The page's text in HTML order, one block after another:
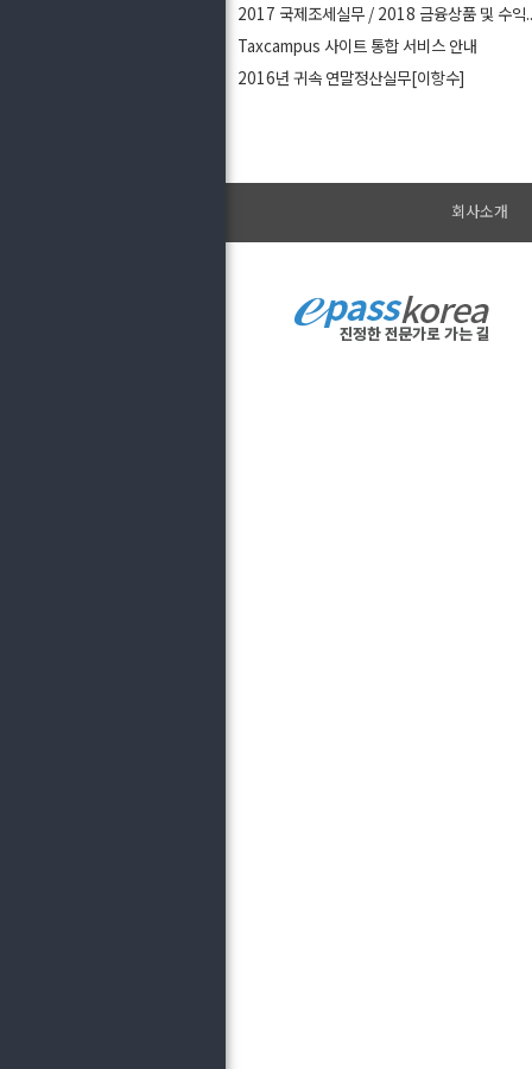
2017 국제조세실무 / 2018 금융상품 및 수익
Taxcampus 사이트 통합 서비스 안내
2016년 귀속 연말정산실무[이항수]
회사소개